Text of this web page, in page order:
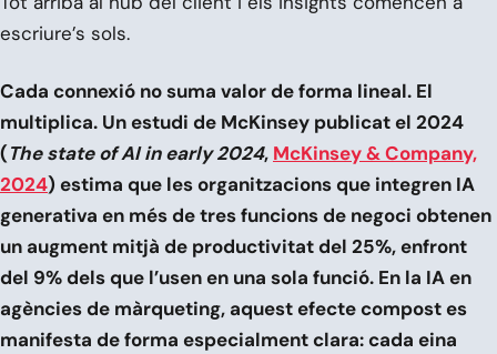
escriure’s sols.
Cada connexió no suma valor de forma lineal. El
multiplica. Un estudi de McKinsey publicat el 2024
(The state of AI in early 2024, McKinsey & Company,
2024) estima que les organitzacions que integren IA
generativa en més de tres funcions de negoci obtenen
un augment mitjà de productivitat del 25%, enfront
del 9% dels que l’usen en una sola funció. En la IA en
agències de màrqueting, aquest efecte compost es
manifesta de forma especialment clara: cada eina